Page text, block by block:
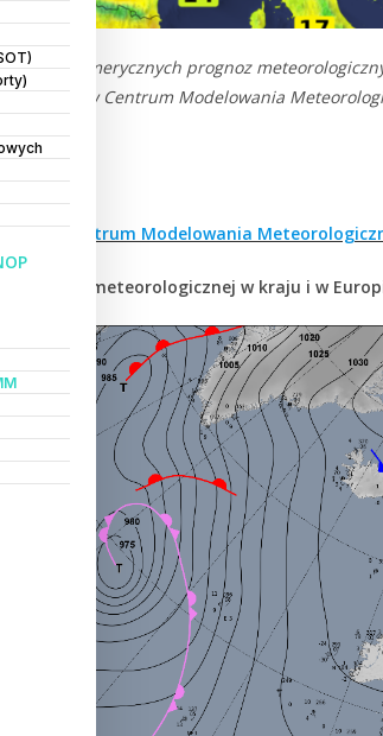
do numerycznych prognoz
w Centrum Modelowania
Centrum Modelowania
sytuacji meteorologicznej w kraju i w